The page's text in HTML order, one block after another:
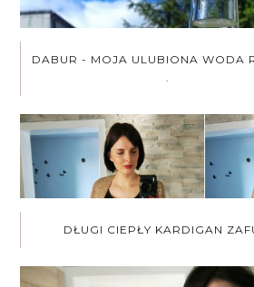
DABUR - MOJA ULUBIONA WODA
.
DŁUGI CIEPŁY KARDIGAN